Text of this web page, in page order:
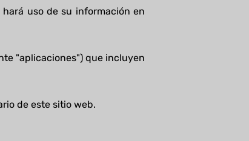
uso de su información en
"aplicaciones") que incluyen
de este sitio web.